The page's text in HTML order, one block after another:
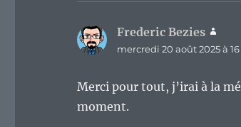
Frederic Bezies
mercredi 20 août 2025 à
Merci pour tout, j’irai à la
moment.